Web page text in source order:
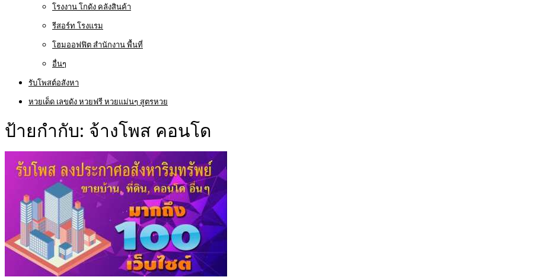
โรงงาน โกดัง คลังสินค้า
รีสอร์ท โรงแรม
โฮมออฟฟิต สำนักงาน พื้นที่
อื่นๆ
รับโพสต์อสังหา
หวยเด็ด เลขดัง หวยฟรี หวยแม่นๆ สูตรหวย
ป้ายกำกับ: จ้างโพส คอนโด